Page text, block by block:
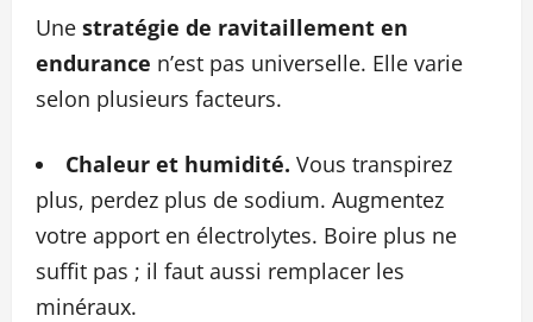
Une stratégie de ravitaillement en
endurance n’est pas universelle. Elle varie
selon plusieurs facteurs.
Chaleur et humidité. Vous transpirez
plus, perdez plus de sodium. Augmentez
votre apport en électrolytes. Boire plus ne
suffit pas ; il faut aussi remplacer les
minéraux.